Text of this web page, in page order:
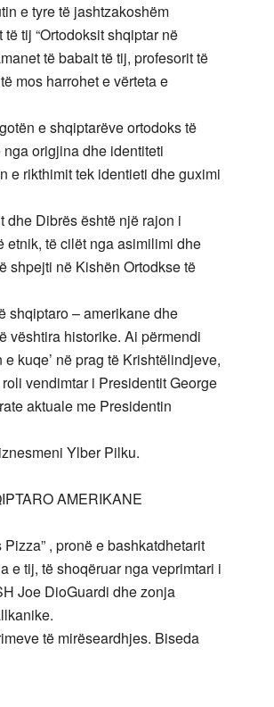
e tyre të jashtzakoshëm
tij “Ortodoksit shqiptar në
të babait të tij, profesorit të
mos harrohet e vërteta e
e shqiptarëve ortodoks të
origjina dhe identiteti
e rikthimit tek identieti dhe guximi
dhe Dibrës është një rajon i
etnik, të cilët nga asimilimi dhe
shpejti në Kishën Ortodkse të
shqiptaro – amerikane dhe
vështira historike. Ai përmendi
kuqe’ në prag të Krishtëlindjeve,
vendimtar i Presidentit George
aktuale me Presidentin
Ylber Pilku.
AMERIKANE
, pronë e bashkatdhetarit
e tij, të shoqëruar nga veprimtari i
Joe DioGuardi dhe zonja
të mirëseardhjes. Biseda